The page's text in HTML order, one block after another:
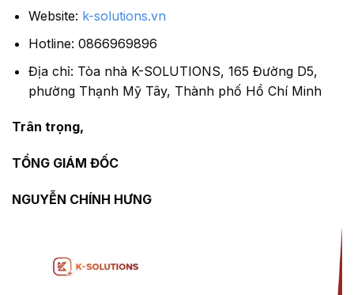
Website: k-solutions.vn
Hotline: 0866969896
Địa chỉ: Tòa nhà K-SOLUTIONS, 165 Đường D5,
phường Thạnh Mỹ Tây, Thành phố Hồ Chí Minh
Trân trọng,
TỔNG GIÁM ĐỐC
NGUYỄN CHÍNH HƯNG